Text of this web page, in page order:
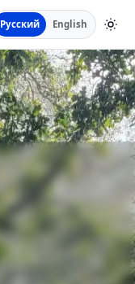
Русский English